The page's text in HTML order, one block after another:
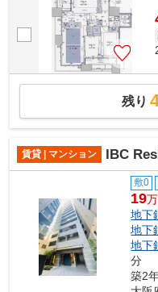
残り
賃貸 | マンション IBC
敷0
19
地下
地下
地下
分
築2